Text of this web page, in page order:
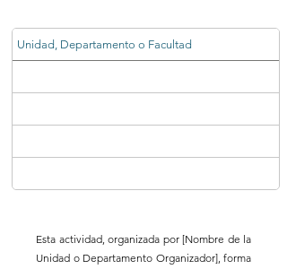
Unidad, Departamento o Facultad
Esta actividad, organizada por [Nombre de la
Unidad o Departamento Organizador], forma